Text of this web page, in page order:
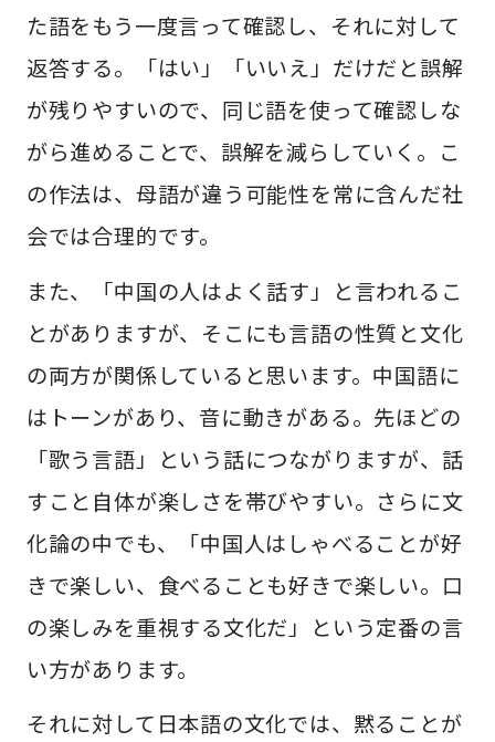
た語をもう一度言って確認し、それに対して
返答する。「はい」「いいえ」だけだと誤解
が残りやすいので、同じ語を使って確認しな
がら進めることで、誤解を減らしていく。こ
の作法は、母語が違う可能性を常に含んだ社
会では合理的です。
また、「中国の人はよく話す」と言われるこ
とがありますが、そこにも言語の性質と文化
の両方が関係していると思います。中国語に
はトーンがあり、音に動きがある。先ほどの
「歌う言語」という話につながりますが、話
すこと自体が楽しさを帯びやすい。さらに文
化論の中でも、「中国人はしゃべることが好
きで楽しい、食べることも好きで楽しい。口
の楽しみを重視する文化だ」という定番の言
い方があります。
それに対して日本語の文化では、黙ることが